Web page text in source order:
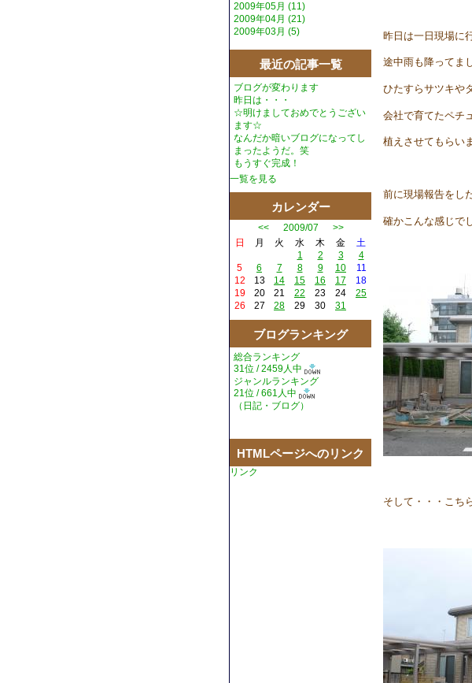
昨日は一日現場に
途中雨も降ってま
ひたすらサツキや
会社で育てたペチ
植えさせてもらい
前に現場報告をし
確かこんな感じで
そして・・・こち
2009年05月 (11)
2009年04月 (21)
2009年03月 (5)
最近の記事一覧
ブログが変わります
昨日は・・・
☆明けましておめでとうござい
ます☆
なんだか暗いブログになってし
まったようだ。笑
もうすぐ完成！
一覧を見る
カレンダー
<<2009/07 >>
日
月 火 水 木 金
土
1
2 3
4
5
6 7 8 9 10
11
12
13 14 15 16 17
18
19
20 21 22 23 24
25
26
27 28 29 30 31
ブログランキング
総合ランキング
31位 / 2459人中
ジャンルランキング
21位 / 661人中
（ 日記・ブログ）
HTMLページへのリンク
リンク